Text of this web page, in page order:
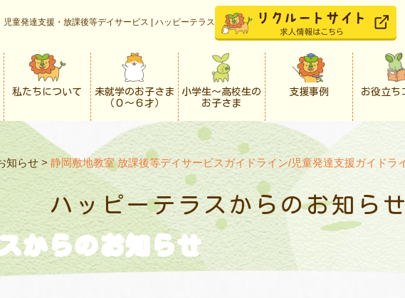
児童発達支援・放課後等デイサービス | ハッピーテラス
私たちについて
未就学のお子さま
（０〜６才）
小学生〜高校生の
お子さま
支援事例 お役立ち
知らせ > 静岡敷地教室 放課後等デイサービスガイドライン/児童発達支援ガイドラ
ハッピーテラスからのお知らせ
からのお知らせ